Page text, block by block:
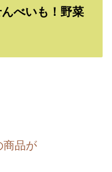
べいも！野菜
商品が